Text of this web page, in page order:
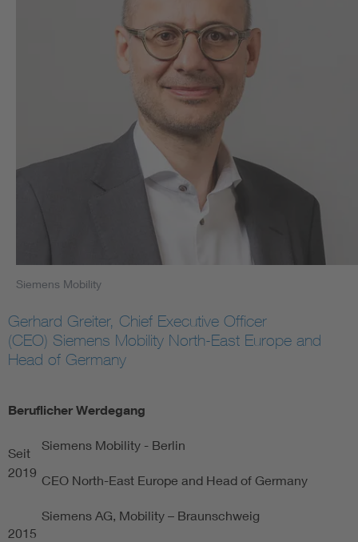
Siemens Mobility
Gerhard Greiter, Chief Executive Officer
(CEO) Siemens Mobility North-East Europe and
Head of Germany
Beruflicher Werdegang
Seit
2019
Siemens Mobility - Berlin
CEO North-East Europe and Head of Germany
2015
Siemens AG, Mobility – Braunschweig